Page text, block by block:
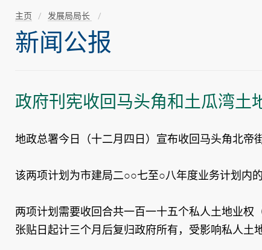
主页 发展局局长
新闻公报
政府刊宪收回马头角和土瓜湾土
地政总署今日（十二月四日）宣布收回马头角北帝
该两项计划为市建局二○○七至○八年度业务计划内
两项计划需要收回合共一百一十五个私人土地业
张贴日起计三个月后复归政府所有，受影响私人土